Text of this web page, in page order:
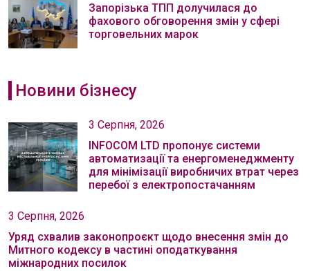
Запорізька ТПП долучилася до
фахового обговорення змін у сфері
торговельних марок
Новини бізнесу
3 Серпня, 2026
INFOCOM LTD пропонує системи
автоматизації та енергоменеджменту
для мінімізації виробничих втрат через
перебої з електропостачанням
3 Серпня, 2026
Уряд схвалив законопроєкт щодо внесення змін до
Митного кодексу в частині оподаткування
міжнародних посилок